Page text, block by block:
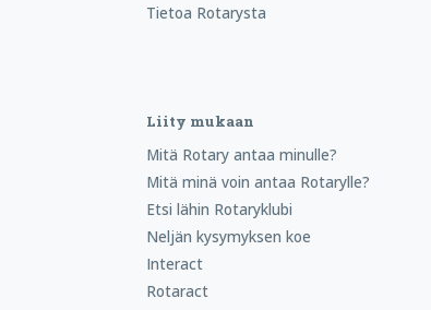
Tietoa Rotarysta
Liity mukaan
Mitä Rotary antaa minulle?
Mitä minä voin antaa Rotarylle?
Etsi lähin Rotaryklubi
Neljän kysymyksen koe
Interact
Rotaract